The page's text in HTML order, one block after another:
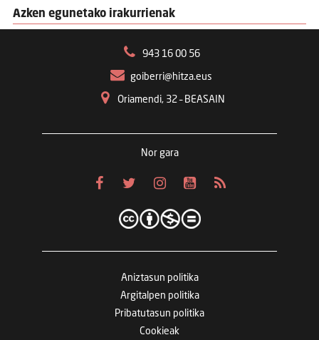
Azken egunetako irakurrienak
943 16 00 56
goiberri@hitza.eus
Oriamendi, 32 – BEASAIN
Nor gara
Aniztasun politika
Argitalpen politika
Pribatutasun politika
Cookieak